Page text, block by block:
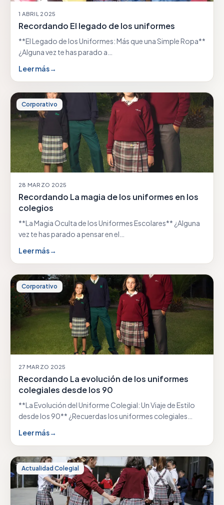
1 ABRIL 2025
Recordando El legado de los uniformes
**El Legado de los Uniformes: Más que una Simple Ropa**
¿Alguna vez te has parado a…
Leer más→
Corporativo
28 MARZO 2025
Recordando La magia de los uniformes en los
colegios
**La Magia Oculta de los Uniformes Escolares** ¿Alguna
vez te has parado a pensar en el…
Leer más→
Corporativo
27 MARZO 2025
Recordando La evolución de los uniformes
colegiales desde los 90
**La Evolución del Uniforme Colegial: Un Viaje de Estilo
desde los 90** ¿Recuerdas los uniformes colegiales…
Leer más→
Actualidad Colegial